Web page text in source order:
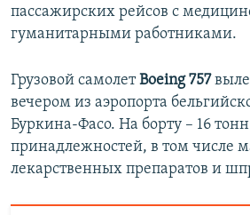
пассажирских рейсов с
гуманитарными работниками.
Грузовой самолетBoeing 757
вечером из аэропорта
Буркина-Фасо. На борту – 16
принадлежностей, в том числе
лекарственных препаратов и